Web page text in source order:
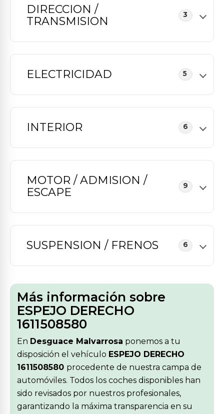
DIRECCION /
TRANSMISION
3
ELECTRICIDAD 5
INTERIOR 6
MOTOR / ADMISION /
ESCAPE
9
SUSPENSION / FRENOS 6
Más información sobre
ESPEJO DERECHO
1611508580
En Desguace Malvarrosa ponemos a tu
disposición el vehículo ESPEJO DERECHO
1611508580 procedente de nuestra campa de
automóviles. Todos los coches disponibles han
sido revisados por nuestros profesionales,
garantizando la máxima transparencia en su